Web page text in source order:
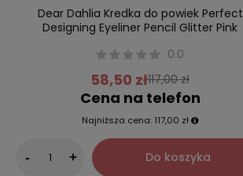
Dear Dahlia Kredka do powiek Perfect
Designing Eyeliner Pencil Glitter Pink
0.0
58,50 zł117,00 zł
Cena na telefon
Najniższa cena: 117,00 zł
- + Do koszyka